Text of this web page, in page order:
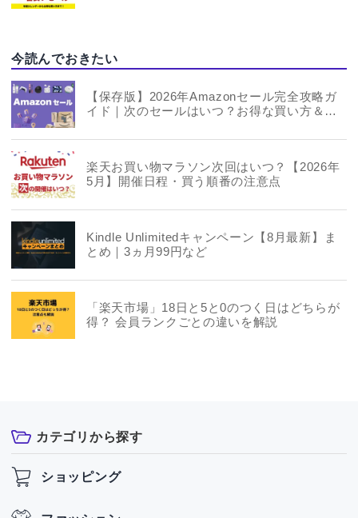
今読んでおきたい
【保存版】2026年Amazonセール完全攻略ガ
イド｜次のセールはいつ？お得な買い方＆年
楽天お買い物マラソン次回はいつ？【2026年
5月】開催日程・買う順番の注意点
Kindle Unlimitedキャンペーン【8月最新】ま
とめ｜3ヵ月99円など
「楽天市場」18日と5と0のつく日はどちらが
得？ 会員ランクごとの違いを解説
カテゴリから探す
ショッピング